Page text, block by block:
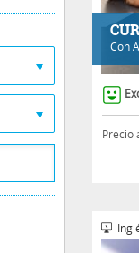
Con
Precio